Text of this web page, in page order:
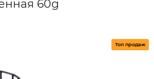
60g
Топ продаж